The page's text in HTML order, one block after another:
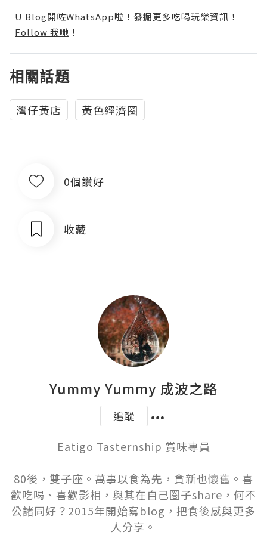
U Blog開咗WhatsApp啦！發掘更多吃喝玩樂資訊！
Follow 我哋 ！
相關話題
灣仔黃店 黃色經濟圈
0個讚好
收藏
Yummy Yummy 成波之路
追蹤
Eatigo Tasternship 賞味專員
80後，雙子座。萬事以食為先，貪新也懷舊。喜
歡吃喝、喜歡影相，與其在自己圏子share，何不
公諸同好？2015年開始寫blog，把食後感與更多
人分享。